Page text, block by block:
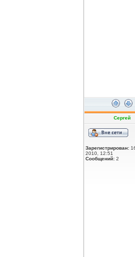
Сергей
Зарегистрирован:
2010, 12:51
Сообщений: 2